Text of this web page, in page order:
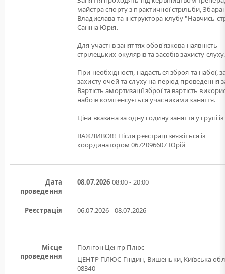
майстра спорту з практичної стрільби,
Владислава та інструктора клубу "Навчись
Саніна Юрія.
Для участі в заняттях обов'язкова наявність
стрілецьких окулярів та засобів захисту слуху.
При необхідності, надається зброя та набої,
захисту очей та слуху на період проведення
Вартість амортизації зброї та вартість
набоїв компенсується учасниками заняття.
Ціна вказана за одну годину заняття у групі із
ВАЖЛИВО!!! Після реєстрацї звяжіться із
координатором 0672096607 Юрій
Дата
проведення
08.07.2026 08:00 - 20:00
Реєстрація 06.07.2026 - 08.07.2026
Місце
проведення
Полігон Центр Плюс
ЦЕНТР ПЛЮС Гнідин, Вишеньки, Київська
08340